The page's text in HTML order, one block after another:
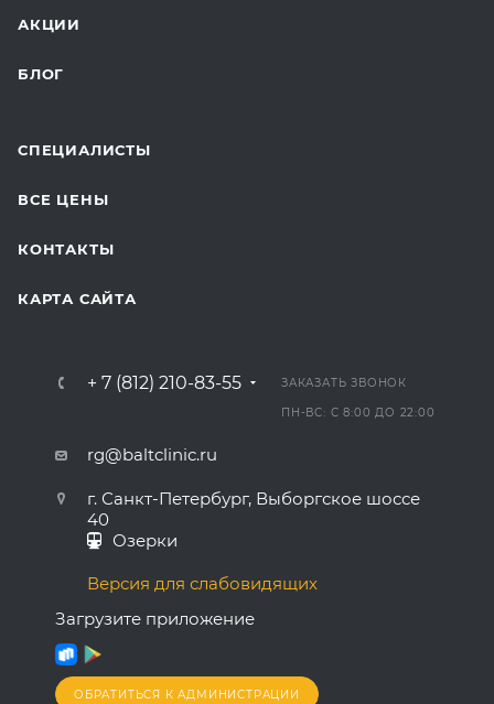
АКЦИИ
БЛОГ
СПЕЦИАЛИСТЫ
ВСЕ ЦЕНЫ
КОНТАКТЫ
КАРТА САЙТА
+ 7 (812) 210-83-55 ЗАКАЗАТЬ ЗВОНОК
ПН-ВС: С 8:00 ДО 22:00
rg@baltclinic.ru
г. Санкт-Петербург, Выборгское шоссе
40
Озерки
Версия для слабовидящих
Загрузите приложение
ОБРАТИТЬСЯ К АДМИНИСТРАЦИИ